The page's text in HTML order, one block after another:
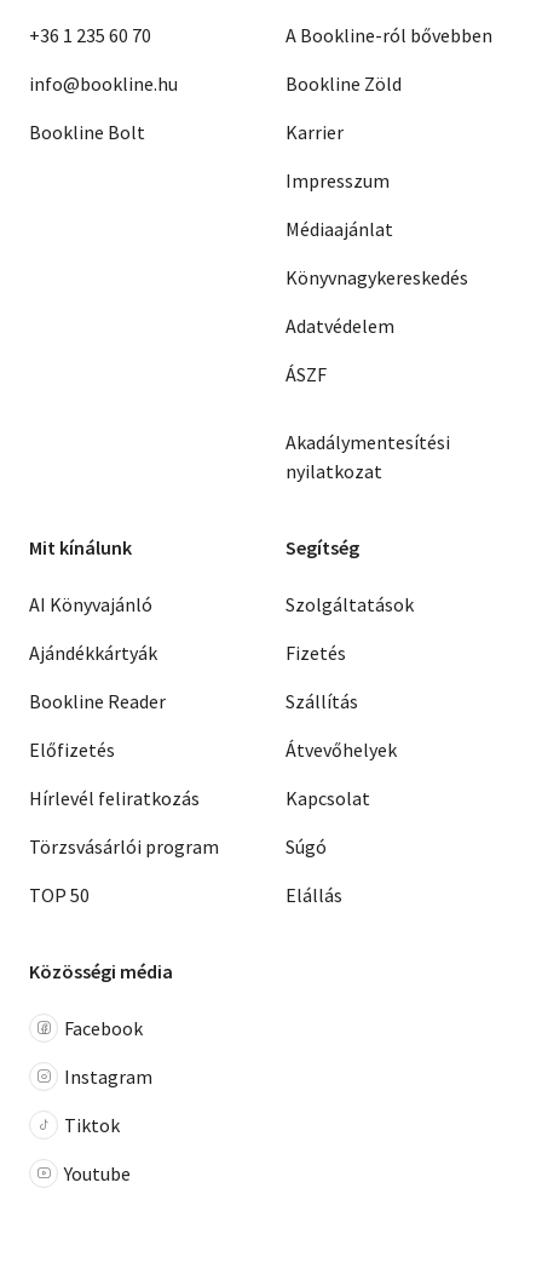
+36 1 235 60 70
info@bookline.hu
Bookline Bolt
A Bookline-ról bővebben
Bookline Zöld
Karrier
Impresszum
Médiaajánlat
Könyvnagykereskedés
Adatvédelem
ÁSZF
Akadálymentesítési
nyilatkozat
Mit kínálunk
AI Könyvajánló
Ajándékkártyák
Bookline Reader
Előfizetés
Hírlevél feliratkozás
Törzsvásárlói program
TOP 50
Segítség
Szolgáltatások
Fizetés
Szállítás
Átvevőhelyek
Kapcsolat
Súgó
Elállás
Közösségi média
Facebook
Instagram
Tiktok
Youtube